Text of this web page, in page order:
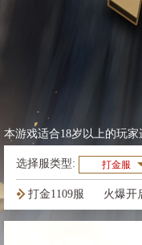
本游戏适合18岁以上的玩家
选择服类型: 打金服
火爆开
打金1109服
火爆开
打金1106服